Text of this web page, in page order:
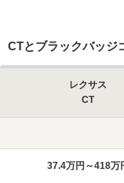
CTとブラックバッジ
レクサス
CT
37.4万円～418万